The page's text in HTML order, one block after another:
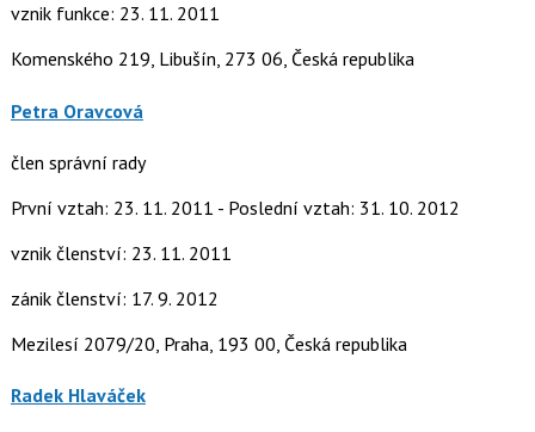
vznik funkce: 23. 11. 2011
Komenského 219, Libušín, 273 06, Česká republika
Petra Oravcová
člen správní rady
První vztah: 23. 11. 2011 - Poslední vztah: 31. 10. 2012
vznik členství: 23. 11. 2011
zánik členství: 17. 9. 2012
Mezilesí 2079/20, Praha, 193 00, Česká republika
Radek Hlaváček